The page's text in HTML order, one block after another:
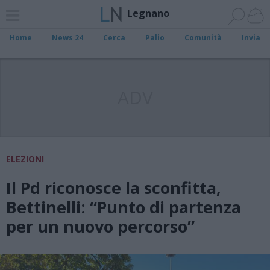
Legnano
Home News 24 Cerca Palio Comunità Invia
ELEZIONI
Il Pd riconosce la sconfitta,
Bettinelli: “Punto di partenza
per un nuovo percorso”